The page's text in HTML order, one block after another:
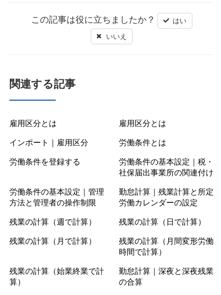
この記事は役に立ちましたか？
はい
いいえ
関連する記事
雇用区分とは
雇用区分とは
インポート｜雇用区分
労働条件とは
労働条件を登録する
労働条件の基本設定｜税・
社保届出事業所の関連付け
労働条件の基本設定｜管理
方法と管理者の操作制限
勤怠計算｜残業計算と所定
労働カレンダーの設定
残業の計算（週で計算）
残業の計算（日で計算）
残業の計算（月で計算）
残業の計算（月間変形労働
時間で計算）
残業の計算（始業終業で計
算）
勤怠計算｜深夜と深夜残業
の合算